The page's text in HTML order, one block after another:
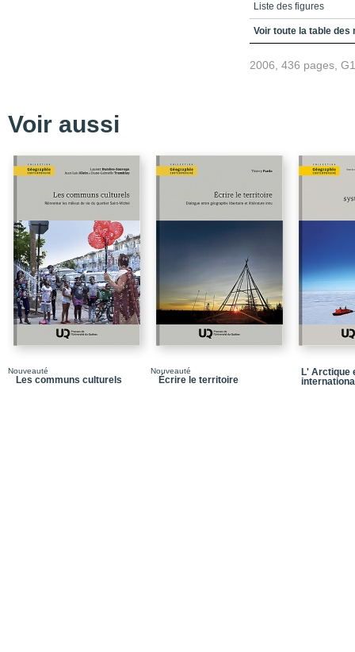
Liste des figures
Liste des tableaux
Conclusion
Notices biographiques
La collection
Voir toute la table des
2006, 436 pages,
Voir aussi
Nouveauté
Les communs culturels
Nouveauté
Écrire le territoire
L' Arctique